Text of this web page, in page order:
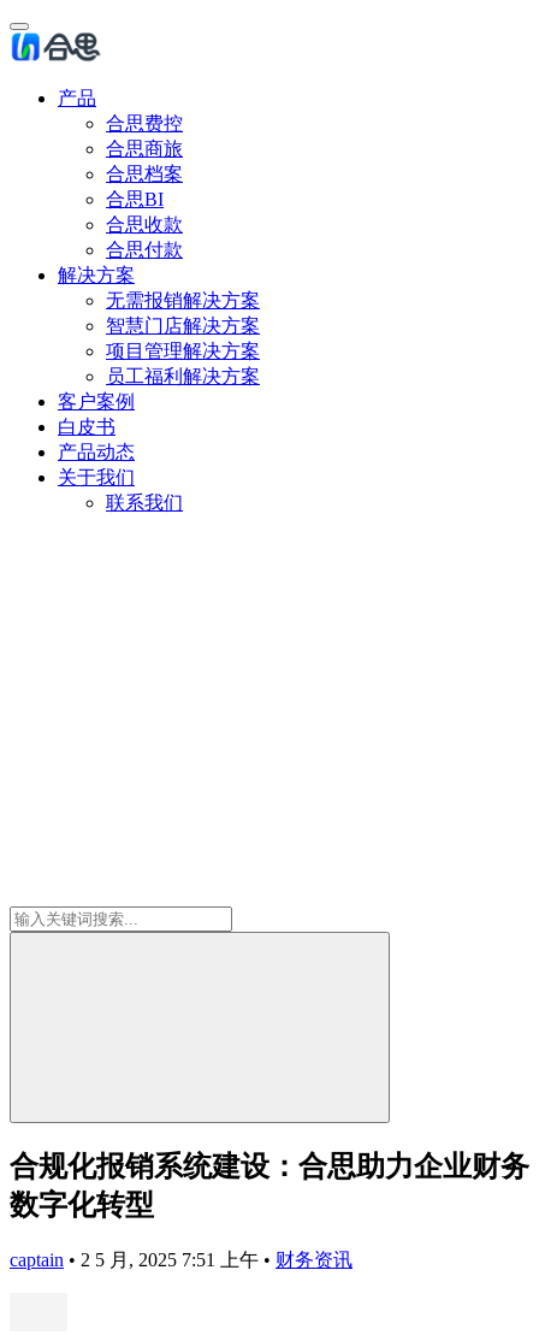
产品
合思费控
合思商旅
合思档案
合思BI
合思收款
合思付款
解决方案
无需报销解决方案
智慧门店解决方案
项目管理解决方案
员工福利解决方案
客户案例
白皮书
产品动态
关于我们
联系我们
合规化报销系统建设：合思助力企业财务
数字化转型
captain • 2 5 月, 2025 7:51 上午 • 财务资讯